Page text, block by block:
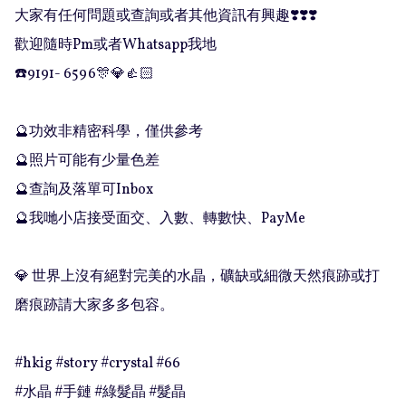
大家有任何問題或查詢或者其他資訊有興趣❣️❣️❣️
歡迎隨時Pm或者Whatsapp我地
☎️9191- 6596🎊💎👍🏻
🔮功效非精密科學，僅供參考
🔮照片可能有少量色差
🔮查詢及落單可Inbox
🔮我哋小店接受面交、入數、轉數快、PayMe
💎 世界上沒有絕對完美的水晶，礦缺或細微天然痕跡或打
磨痕跡請大家多多包容。
#hkig #story #crystal #66
#水晶 #手鏈 #綠髮晶 #髮晶